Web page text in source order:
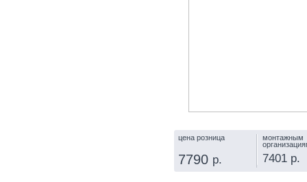
цена розница
7790 р.
монтажным
7401 р.